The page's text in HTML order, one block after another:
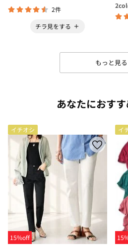
2件
チラ見をする
2
もっと見る
あなたにおす
イチオシ
15%off
イ